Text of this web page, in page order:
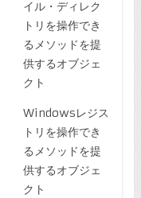
イル・ディレク
トリを操作でき
るメソッドを提
供するオブジェ
クト
Windowsレジス
トリを操作でき
るメソッドを提
供するオブジェ
クト